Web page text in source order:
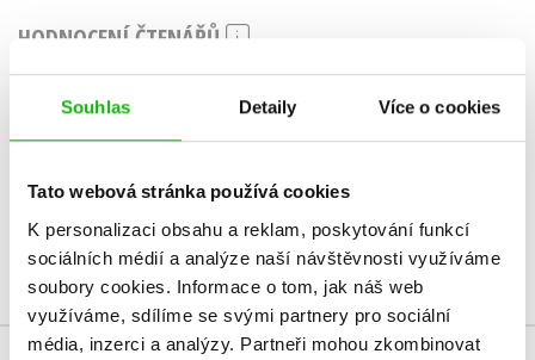
Souhlas Detaily Více o cookies
Tato webová stránka používá cookies
K personalizaci obsahu a reklam, poskytování funkcí
sociálních médií a analýze naší návštěvnosti využíváme
soubory cookies. Informace o tom, jak náš web
využíváme, sdílíme se svými partnery pro sociální
média, inzerci a analýzy. Partneři mohou zkombinovat
HODNOCENÍ ČTENÁŘŮ
Uživatelskou recenzi mohou vkládat pouze registrovaní uživatelé
Přihlásit